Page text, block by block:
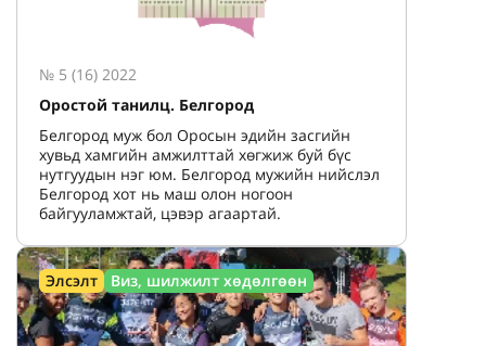
№ 5 (16) 2022
Оростой танилц. Белгород
Белгород муж бол Оросын эдийн засгийн
хувьд хамгийн амжилттай хөгжиж буй бүс
нутгуудын нэг юм. Белгород мужийн нийслэл
Белгород хот нь маш олон ногоон
байгууламжтай, цэвэр агаартай.
Элсэлт Виз, шилжилт хөдөлгөөн